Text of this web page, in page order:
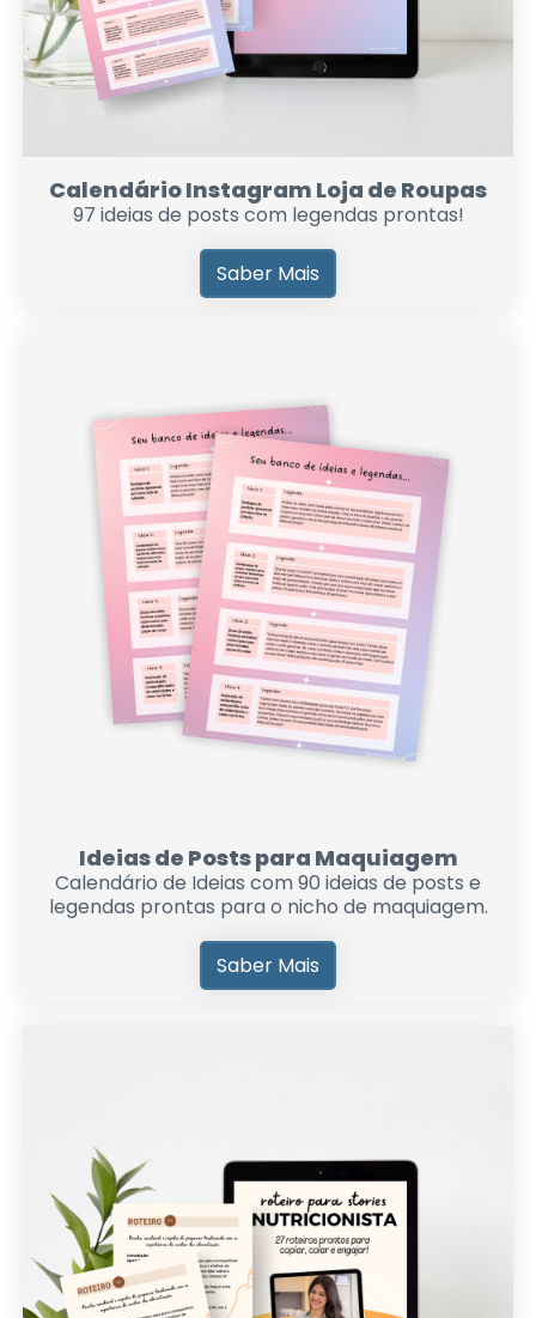
Calendário Instagram Loja de Roupas
97 ideias de posts com legendas prontas!
Saber Mais
Ideias de Posts para Maquiagem
Calendário de Ideias com 90 ideias de posts e
legendas prontas para o nicho de maquiagem.
Saber Mais